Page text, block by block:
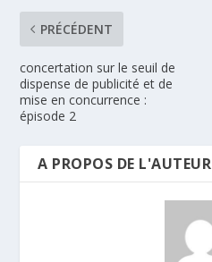
PRÉCÉDENT
concertation sur le seuil de
dispense de publicité et de
mise en concurrence :
épisode 2
A PROPOS DE L'AUTEUR